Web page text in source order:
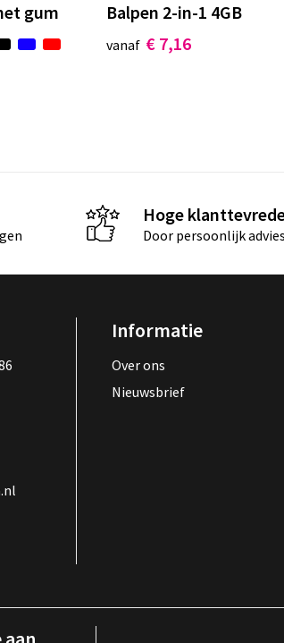
gum Balpen 2-in-1 4GB
vanaf € 7,16
Hoge
Door persoonlijk advies
Informatie
Over ons
Nieuwsbrief